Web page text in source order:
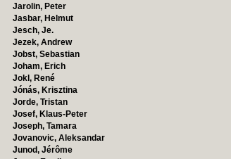
Jarolin, Peter
Jasbar, Helmut
Jesch, Je.
Jezek, Andrew
Jobst, Sebastian
Joham, Erich
Jokl, René
Jónás, Krisztina
Jorde, Tristan
Josef, Klaus-Peter
Joseph, Tamara
Jovanovic, Aleksandar
Junod, Jérôme